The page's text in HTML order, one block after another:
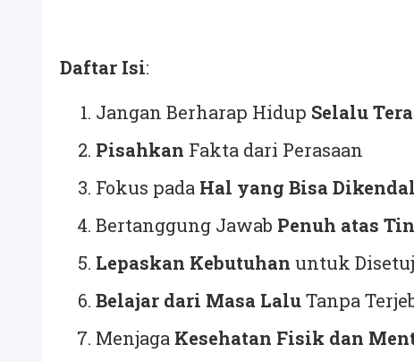
Daftar Isi:
Jangan Berharap Hidup Selalu
Pisahkan Fakta dari Perasaan
Fokus pada Hal yang Bisa
Bertanggung Jawab Penuh atas
Lepaskan Kebutuhan untuk
Belajar dari Masa LaluTanpa
Menjaga Kesehatan Fisik dan